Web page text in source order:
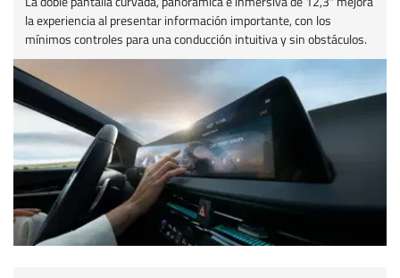
la experiencia al presentar información importante, con los
mínimos controles para una conducción intuitiva y sin obstáculos.